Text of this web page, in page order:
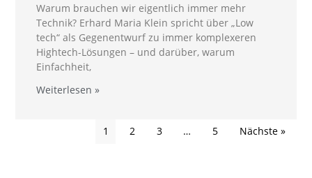
Warum brauchen wir eigentlich immer mehr
Technik? Erhard Maria Klein spricht über „Low
tech“ als Gegenentwurf zu immer komplexeren
Hightech-Lösungen – und darüber, warum
Einfachheit,
Weiterlesen »
1 2 3 … 5 Nächste »